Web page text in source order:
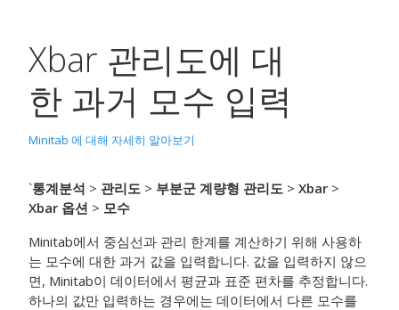
Xbar 관리도에 대
한 과거 모수 입력
Minitab 에 대해 자세히 알아보기
`통계분석 > 관리도 > 부분군 계량형 관리도 > Xbar >
Xbar 옵션 > 모수
Minitab에서 중심선과 관리 한계를 계산하기 위해 사용하
는 모수에 대한 과거 값을 입력합니다. 값을 입력하지 않으
면, Minitab이 데이터에서 평균과 표준 편차를 추정합니다.
하나의 값만 입력하는 경우에는 데이터에서 다른 모수를